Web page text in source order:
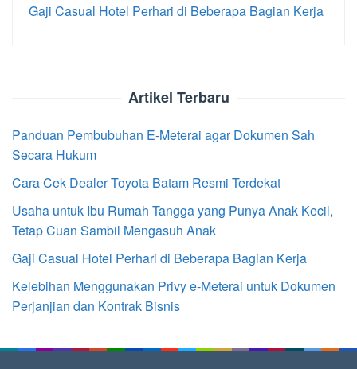
Gaji Casual Hotel Perhari di Beberapa Bagian Kerja
Artikel Terbaru
Panduan Pembubuhan E-Meterai agar Dokumen Sah
Secara Hukum
Cara Cek Dealer Toyota Batam Resmi Terdekat
Usaha untuk Ibu Rumah Tangga yang Punya Anak Kecil,
Tetap Cuan Sambil Mengasuh Anak
Gaji Casual Hotel Perhari di Beberapa Bagian Kerja
Kelebihan Menggunakan Privy e-Meterai untuk Dokumen
Perjanjian dan Kontrak Bisnis